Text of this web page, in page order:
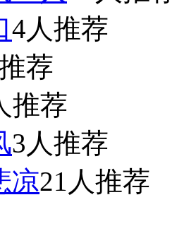
4人推荐
荐
推荐
3人推荐
凉21人推荐